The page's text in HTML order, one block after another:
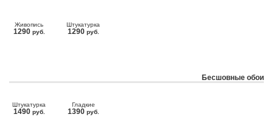
Живопись
1290 руб.
Штукатурка
1290 руб.
Бесшовные обои
Штукатурка
1490 руб.
Гладкие
1390 руб.